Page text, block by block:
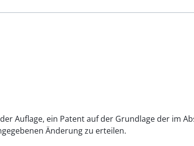
Auflage, ein Patent auf der Grundlage der im
Änderung zu erteilen.